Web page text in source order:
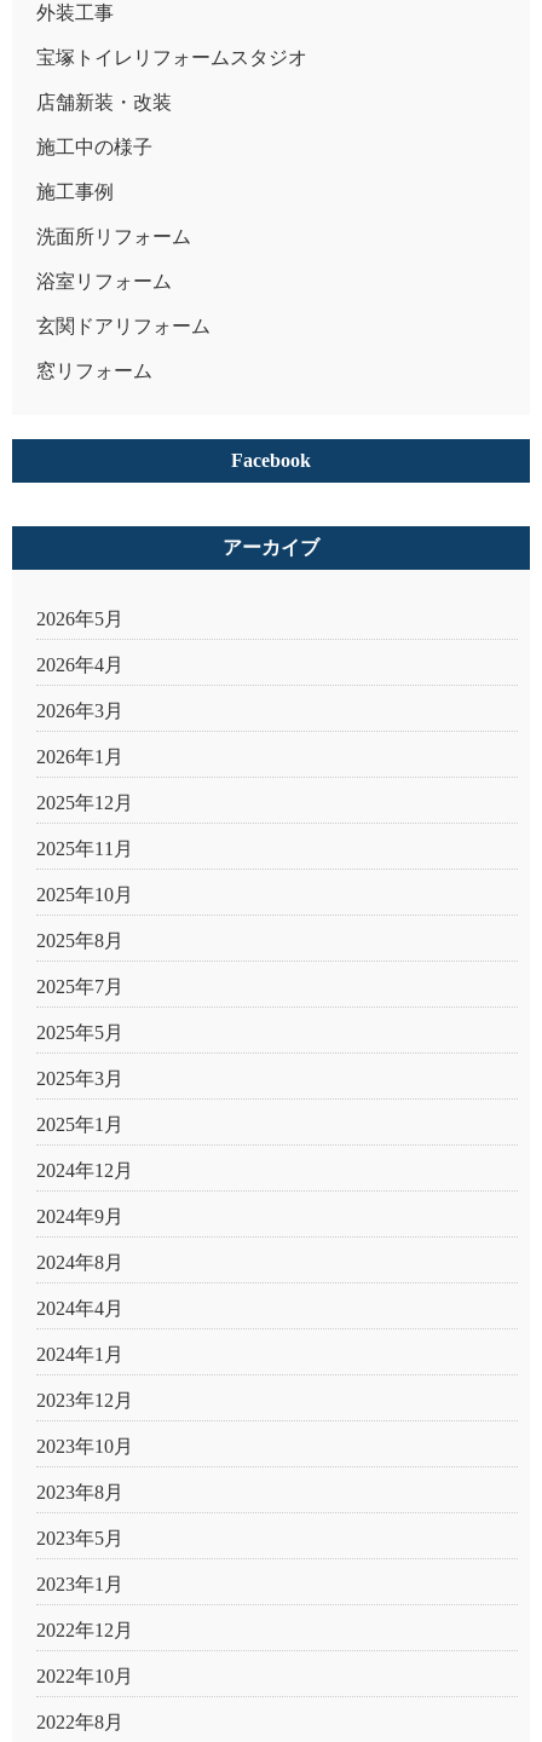
外装工事
宝塚トイレリフォームスタジオ
店舗新装・改装
施工中の様子
施工事例
洗面所リフォーム
浴室リフォーム
玄関ドアリフォーム
窓リフォーム
Facebook
アーカイブ
2026年5月
2026年4月
2026年3月
2026年1月
2025年12月
2025年11月
2025年10月
2025年8月
2025年7月
2025年5月
2025年3月
2025年1月
2024年12月
2024年9月
2024年8月
2024年4月
2024年1月
2023年12月
2023年10月
2023年8月
2023年5月
2023年1月
2022年12月
2022年10月
2022年8月